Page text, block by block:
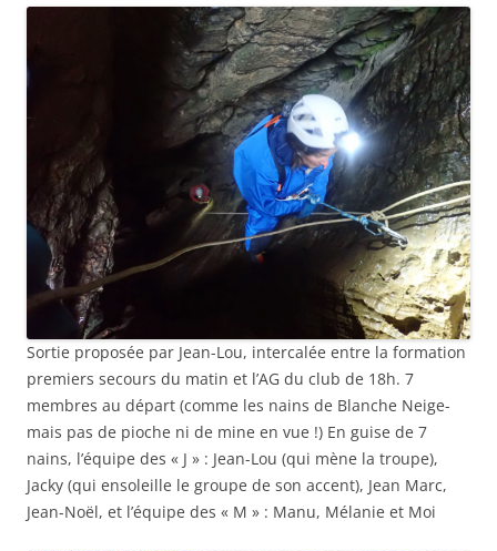
Sortie proposée par Jean-Lou, intercalée entre la formation
premiers secours du matin et l’AG du club de 18h. 7
membres au départ (comme les nains de Blanche Neige-
mais pas de pioche ni de mine en vue !) En guise de 7
nains, l’équipe des « J » : Jean-Lou (qui mène la troupe),
Jacky (qui ensoleille le groupe de son accent), Jean Marc,
Jean-Noël, et l’équipe des « M » : Manu, Mélanie et Moi